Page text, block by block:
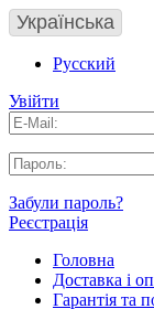
Українська
Русский
Увійти
Забули пароль?
Реєстрація
Головна
Доставка і
Гарантія та